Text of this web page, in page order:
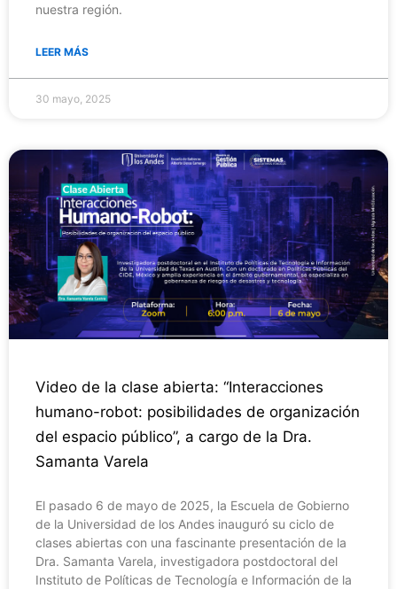
nuestra región.
LEER MÁS
30 mayo, 2025
Video de la clase abierta: “Interacciones
humano-robot: posibilidades de organización
del espacio público”, a cargo de la Dra.
Samanta Varela
El pasado 6 de mayo de 2025, la Escuela de Gobierno
de la Universidad de los Andes inauguró su ciclo de
clases abiertas con una fascinante presentación de la
Dra. Samanta Varela, investigadora postdoctoral del
Instituto de Políticas de Tecnología e Información de la